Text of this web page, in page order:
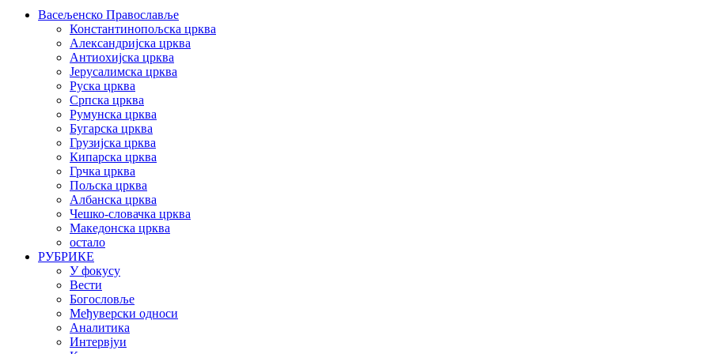
Васељенско Православље
Константинопољска црква
Александријска црква
Антиохијска црква
Јерусалимска црква
Руска црква
Српска црква
Румунска црква
Бугарска црква
Грузијска црква
Кипарска црква
Грчка црква
Пољска црква
Албанска црква
Чешко-словачка црква
Македонска црква
остало
РУБРИКЕ
У фокусу
Вести
Богословље
Међуверски односи
Аналитика
Интервјуи